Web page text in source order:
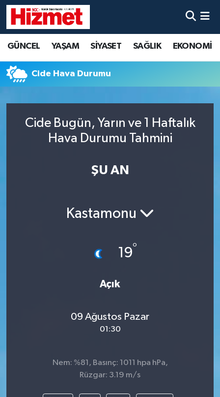
GÜNCEL YAŞAM SİYASET SAĞLIK EKONOMİ
Cide Hava Durumu
Cide Bugün, Yarın ve 1 Haftalık
Hava Durumu Tahmini
ŞU AN
Kastamonu
19°
Açık
09 Ağustos Pazar
01:30
Nem: %81, Basınç: 1011 hpa hPa,
Rüzgar: 3.19 m/s
YAŞAM
SİYASET
EKONOMİ
Denizli Hava Durumu
Denizli Trafik Yoğunluk Haritası
Tüm Manşetler